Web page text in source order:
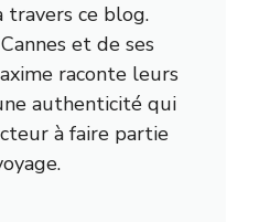
travers ce blog.
et de ses
raconte leurs
authenticité qui
à faire partie